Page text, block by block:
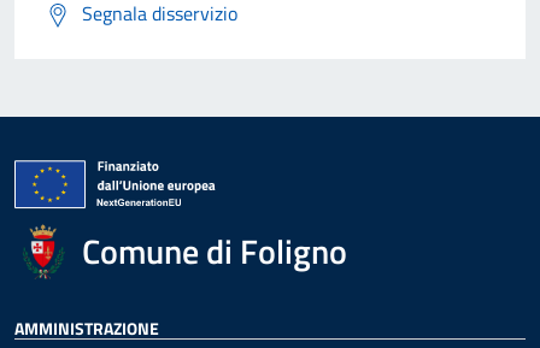
Segnala disservizio
Comune di Foligno
AMMINISTRAZIONE